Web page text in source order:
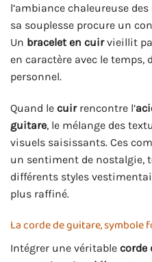
l’ambiance chaleureuse
sa souplesse procure un
Un bracelet en cuirvieillit
en caractère avec le temps,
personnel.
Quand le cuirrencontre l’
guitare, le mélange des
visuels saisissants. Ces
un sentiment de nostalgie,
différents styles
plus raffiné.
La corde de guitare, symbole
Intégrer une véritable corde